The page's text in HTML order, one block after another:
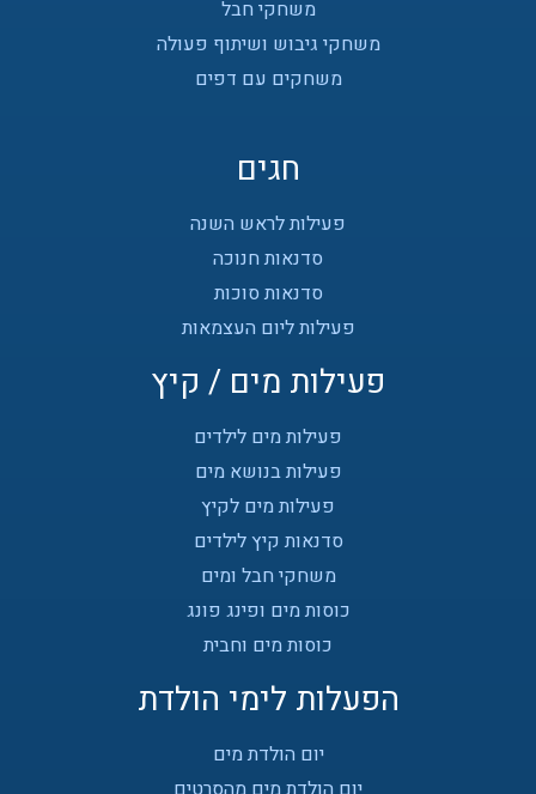
משחקי חבל
משחקי גיבוש ושיתוף פעולה
משחקים עם דפים
חגים
פעילות לראש השנה
סדנאות חנוכה
סדנאות סוכות
פעילות ליום העצמאות
פעילות מים / קיץ
פעילות מים לילדים
פעילות בנושא מים
פעילות מים לקיץ
סדנאות קיץ לילדים
משחקי חבל ומים
כוסות מים ופינג פונג
כוסות מים וחבית
הפעלות לימי הולדת
יום הולדת מים